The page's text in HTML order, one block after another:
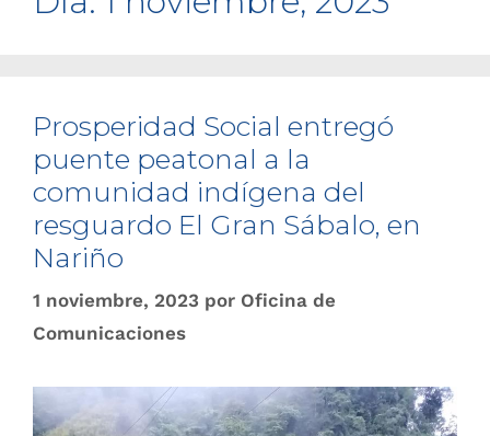
Prosperidad Social entregó
puente peatonal a la
comunidad indígena del
resguardo El Gran Sábalo, en
Nariño
1 noviembre, 2023 por Oficina de
Comunicaciones